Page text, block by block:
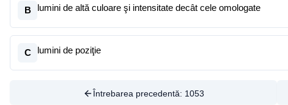
B lumini de altă culoare şi intensitate decât cele omologate
C lumini de poziţie
Întrebarea precedentă: 1053